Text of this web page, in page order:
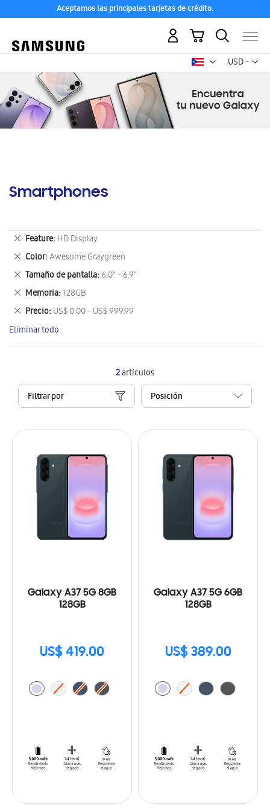
Aceptamos las principales tarjetas de crédito.
USD -
dólar
Mi carrito
Smartphones
2artículos
Filtrar por
Galaxy A37 5G 8GB
128GB
US$ 419.00
Galaxy A37 5G 6GB
128GB
US$ 389.00
Feature HD Display
Eliminar
este
artículo
Color Awesome Graygreen
Eliminar
este
artículo
Tamaño de pantalla 6.0" - 6.9"
Eliminar
este
artículo
Memoria 128GB
Eliminar
este
artículo
Precio US$ 0.00 - US$ 999.99
Eliminar
este
artículo
Eliminar todo